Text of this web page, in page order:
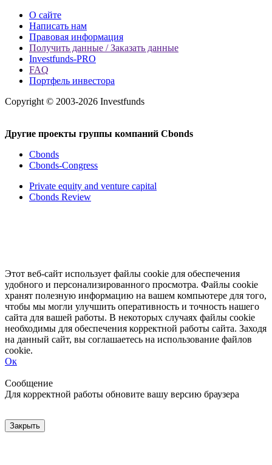
О сайте
Написать нам
Правовая информация
Получить данные / Заказать данные
Investfunds-PRO
FAQ
Портфель инвестора
Copyright © 2003-2026 Investfunds
Другие проекты группы компаний Cbonds
Cbonds
Cbonds-Congress
Private equity and venture capital
Cbonds Review
Этот веб-сайт использует файлы cookie для обеспечения
удобного и персонализированного просмотра. Файлы cookie
хранят полезную информацию на вашем компьютере для того,
чтобы мы могли улучшить оперативность и точность нашего
сайта для вашей работы. В некоторых случаях файлы cookie
необходимы для обеспечения корректной работы сайта. Заходя
на данный сайт, вы соглашаетесь на использование файлов
cookie.
Ок
Сообщение
Для корректной работы обновите вашу версию браузера
Закрыть